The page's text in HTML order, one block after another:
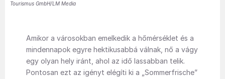
Tourismus GmbH/LM Media
Amikor a városokban emelkedik a hőmérséklet és a
mindennapok egyre hektikusabbá válnak, nő a vágy
egy olyan hely iránt, ahol az idő lassabban telik.
Pontosan ezt az igényt elégíti ki a „Sommerfrische”